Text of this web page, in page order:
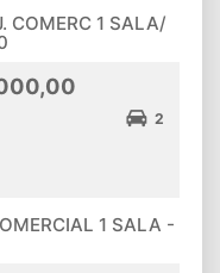
COMERC 1 SALA/
2
1 SALA -